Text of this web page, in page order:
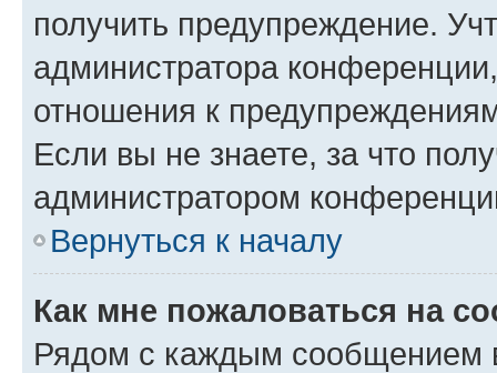
получить предупреждение.
администратора
отношения к
Если вы не знаете, за что
администратором
Вернуться к началу
Как мне пожаловаться на
Рядом с каждым сообщением